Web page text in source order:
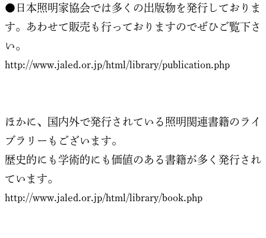
●日本照明家協会では多くの出版物を発行しておりま
す。あわせて販売も行っておりますのでぜひご覧下さ
い。
http://www.jaled.or.jp/html/library/publication.php
ほかに、国内外で発行されている照明関連書籍のライ
ブラリーもございます。
歴史的にも学術的にも価値のある書籍が多く発行され
ています。
http://www.jaled.or.jp/html/library/book.php